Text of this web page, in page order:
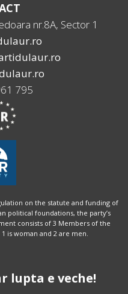
nr.8A, Sector 1
795
on the statute and funding of
political foundations, the party’s
consists of 3 Members of the
is woman and 2 are men.
lupta e veche!